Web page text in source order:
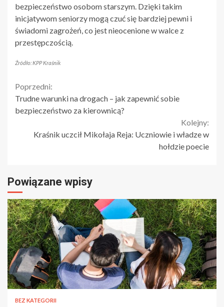
bezpieczeństwo osobom starszym. Dzięki takim
inicjatywom seniorzy mogą czuć się bardziej pewni i
świadomi zagrożeń, co jest nieocenione w walce z
przestępczością.
Źródło: KPP Kraśnik
Continue
Reading
Poprzedni:
Trudne warunki na drogach – jak zapewnić sobie
bezpieczeństwo za kierownicą?
Kolejny:
Kraśnik uczcił Mikołaja Reja: Uczniowie i władze w
hołdzie poecie
Powiązane wpisy
BEZ KATEGORII